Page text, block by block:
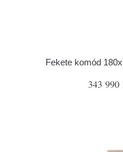
Fekete komód
343 990